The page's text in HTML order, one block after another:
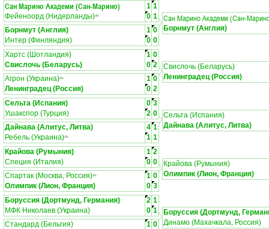
Сан Марино Академи (Сан-Марино) 1 1
Фейеноорд (Нидерланды)ЛЧ 0 1
Борнмут (Англия)
1 0
Интер (Финляндия)
0 0
Сан Марино Академи (Сан-
Борнмут (Англия)
Хартс (Шотландия) 1 0
Свислочь (Беларусь)
0 2
Агрон (Украина)ЛЧ 1 0
Ленинградец (Россия)
0 2
Свислочь (Беларусь)
Ленинградец (Россия)
Сельта (Испания) 0 3
Ушакспор (Турция)
2 0
Дайнава (Алитус, Литва)
4 1
Ребель (Украина)ЛЧ 1 1
Сельта (Испания)
Дайнава (Алитус, Литва)
Крайова (Румыния) 1 2
Специя (Италия)
0 0
Спартак (Москва, Россия)ЛЧ 1 0
Олимпик (Лион, Франция)
0 3
Крайова (Румыния)
Олимпик (Лион, Франция)
Боруссия (Дортмунд, Германия) 2 1
МФК Николаев (Украина)
0 1
Стандард (Бельгия)
1 0
Боруссия (Дортмунд,
Динамо (Махачкала, Россия)